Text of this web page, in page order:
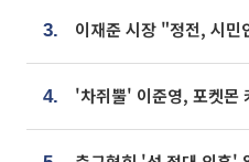
3.
4.